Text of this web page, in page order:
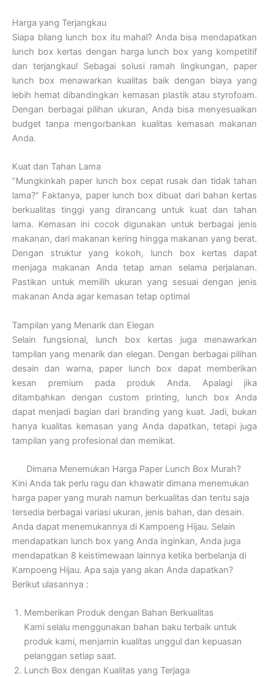
Harga yang Terjangkau
Siapa bilang lunch box itu mahal? Anda bisa mendapatkan
lunch box kertas dengan harga lunch box yang kompetitif
dan terjangkau! Sebagai solusi ramah lingkungan, paper
lunch box menawarkan kualitas baik dengan biaya yang
lebih hemat dibandingkan kemasan plastik atau styrofoam.
Dengan berbagai pilihan ukuran, Anda bisa menyesuaikan
budget tanpa mengorbankan kualitas kemasan makanan
Anda.
Kuat dan Tahan Lama
“Mungkinkah paper lunch box cepat rusak dan tidak tahan
lama?” Faktanya, paper lunch box dibuat dari bahan kertas
berkualitas tinggi yang dirancang untuk kuat dan tahan
lama. Kemasan ini cocok digunakan untuk berbagai jenis
makanan, dari makanan kering hingga makanan yang berat.
Dengan struktur yang kokoh, lunch box kertas dapat
menjaga makanan Anda tetap aman selama perjalanan.
Pastikan untuk memilih ukuran yang sesuai dengan jenis
makanan Anda agar kemasan tetap optimal
Tampilan yang Menarik dan Elegan
Selain fungsional, lunch box kertas juga menawarkan
tampilan yang menarik dan elegan. Dengan berbagai pilihan
desain dan warna, paper lunch box dapat memberikan
kesan premium pada produk Anda. Apalagi jika
ditambahkan dengan custom printing, lunch box Anda
dapat menjadi bagian dari branding yang kuat. Jadi, bukan
hanya kualitas kemasan yang Anda dapatkan, tetapi juga
tampilan yang profesional dan memikat.
Dimana Menemukan Harga Paper Lunch Box Murah?
Kini Anda tak perlu ragu dan khawatir dimana menemukan
harga paper yang murah namun berkualitas dan tentu saja
tersedia berbagai variasi ukuran, jenis bahan, dan desain.
Anda dapat menemukannya di Kampoeng Hijau. Selain
mendapatkan lunch box yang Anda inginkan, Anda juga
mendapatkan 8 keistimewaan lainnya ketika berbelanja di
Kampoeng Hijau. Apa saja yang akan Anda dapatkan?
Berikut ulasannya :
Memberikan Produk dengan Bahan Berkualitas
Kami selalu menggunakan bahan baku terbaik untuk
produk kami, menjamin kualitas unggul dan kepuasan
pelanggan setiap saat.
Lunch Box dengan Kualitas yang Terjaga